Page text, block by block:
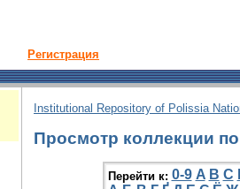
Регистрация
Institutional Repository of Polissia
Просмотр коллекции
Перейти к: 0-9 A B C